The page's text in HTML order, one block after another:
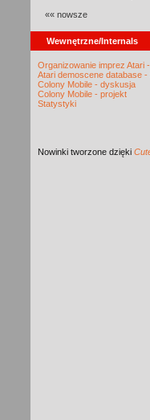
«« nowsze
Wewnętrzne/Internals
Organizowanie imprez Atari
Atari demoscene database
Colony Mobile - dyskusja
Colony Mobile - projekt
Statystyki
Nowinki tworzone dzięki